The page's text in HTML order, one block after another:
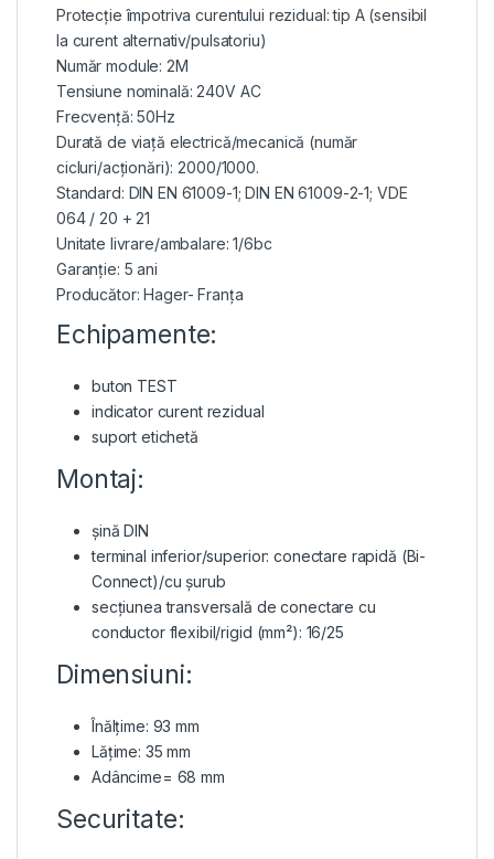
Protecție împotriva curentului rezidual: tip A (sensibil
la curent alternativ/pulsatoriu)
Număr module: 2M
Tensiune nominală: 240V AC
Frecvență: 50Hz
Durată de viață electrică/mecanică (număr
cicluri/acționări): 2000/1000.
Standard: DIN EN 61009-1; DIN EN 61009-2-1; VDE
064 / 20 + 21
Unitate livrare/ambalare: 1/6bc
Garanție: 5 ani
Producător: Hager- Franța
Echipamente:
buton TEST
indicator curent rezidual
suport etichetă
Montaj:
șină DIN
terminal inferior/superior: conectare rapidă (Bi-
Connect)/cu șurub
secțiunea transversală de conectare cu
conductor flexibil/rigid (mm²): 16/25
Dimensiuni:
Înălțime: 93 mm
Lățime: 35 mm
Adâncime= 68 mm
Securitate: